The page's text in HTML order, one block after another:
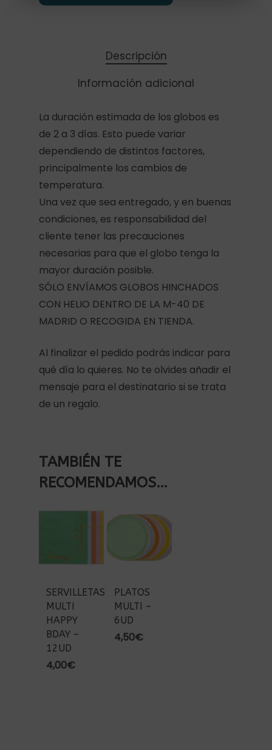
Descripción
Información adicional
La duración estimada de los globos es
de 2 a 3 días. Esto puede variar
dependiendo de distintos factores,
principalmente los cambios de
temperatura.
Una vez que sea entregado, y en buenas
condiciones, es responsabilidad del
cliente tener las precauciones
necesarias para que el globo tenga la
mayor duración posible.
SÓLO ENVÍAMOS GLOBOS HINCHADOS
CON HELIO DENTRO DE LA M-40 DE
MADRID O RECOGIDA EN TIENDA.
Al finalizar el pedido podrás indicar para
qué día lo quieres. No te olvides añadir el
mensaje para el destinatario si se trata
de un regalo.
TAMBIÉN TE
RECOMENDAMOS…
SERVILLETAS
MULTI
HAPPY
BDAY –
12UD
4,00€
PLATOS
MULTI –
6UD
4,50€